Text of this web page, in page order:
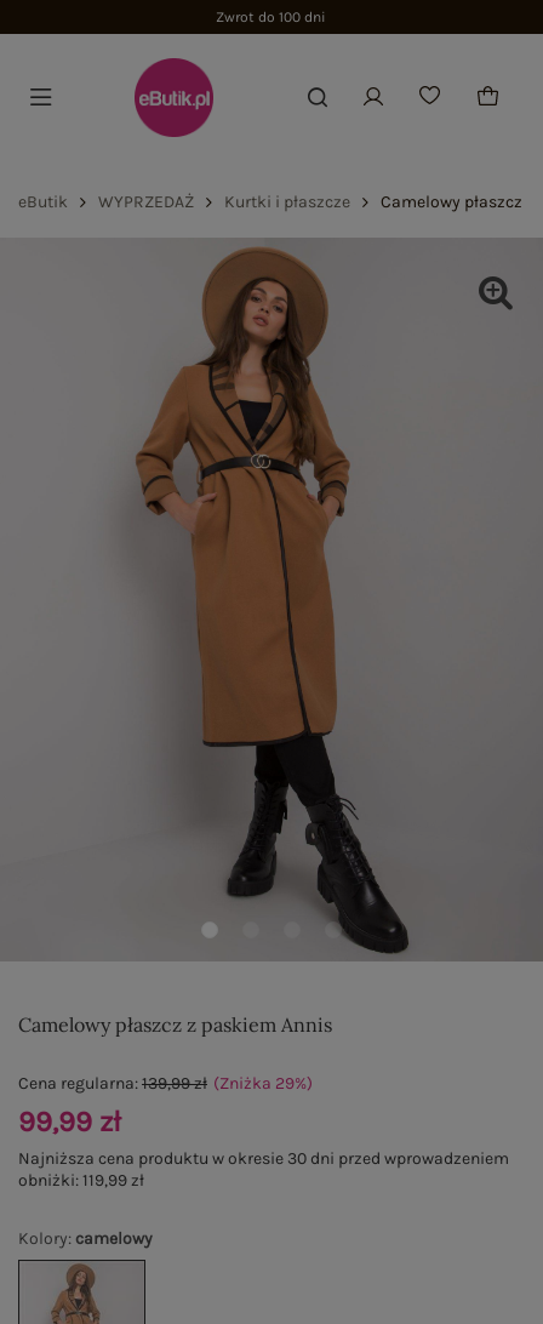
Zwrot do 100 dni
eButik WYPRZEDAŻ Kurtki i płaszcze Camelowy płaszcz
Camelowy płaszcz z paskiem Annis
Kolory: camelowy
Cena regularna:139,99 zł (Zniżka 29%)
99,99 zł
Najniższa cena produktu w okresie 30 dni przed wprowadzeniem
obniżki:119,99 zł